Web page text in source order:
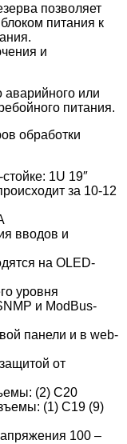
позволяет
питания к
и
аварийного или
питания.
обработки
1U 19″
за 10-12
вводов и
на OLED-
уровня
и ModBus-
панели и в web-
от
(2) C20
(1) C19 (9)
100 –